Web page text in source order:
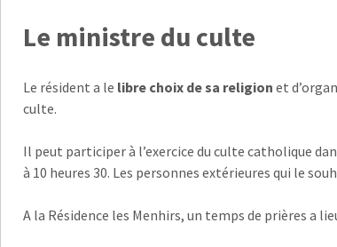
Le ministre du culte
Le résident a le libre choix de sa religion et
culte.
Il peut participer à l’exercice du culte catholique
à 10 heures 30. Les personnes extérieures qui le
A la Résidence les Menhirs, un temps de prières a